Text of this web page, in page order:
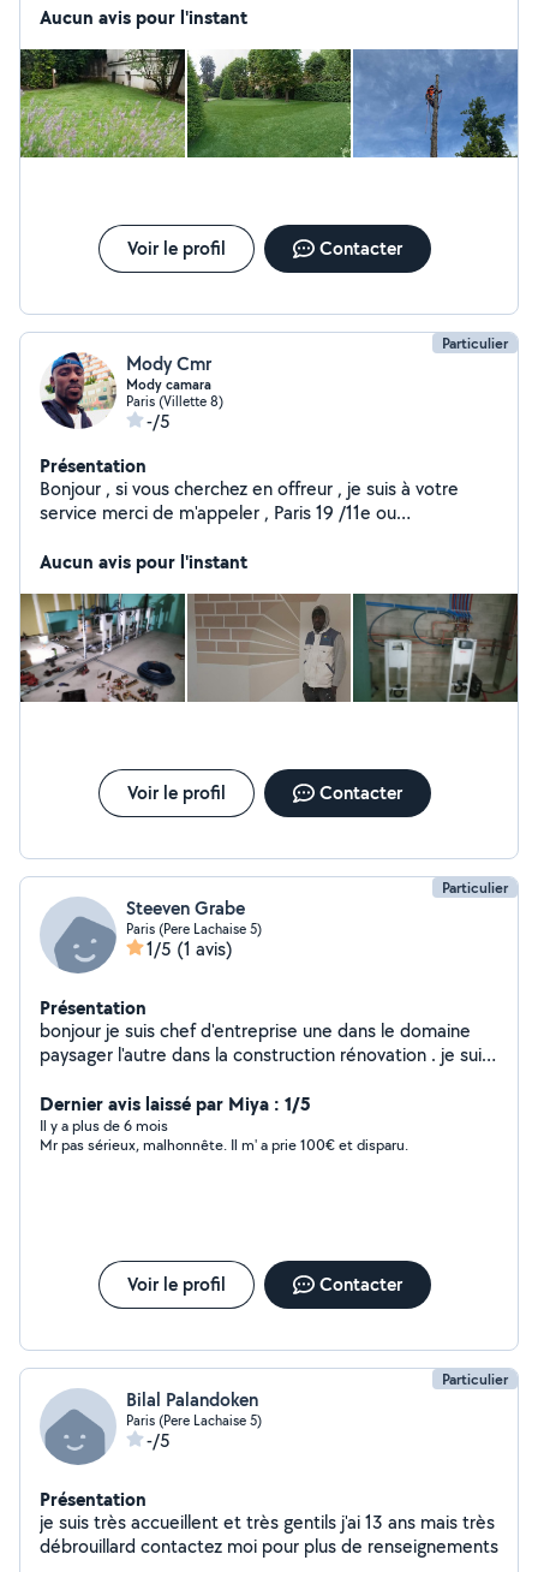
Démontage et abattage... Je suis aussi jardinier
de gazon) _Entretien de jardin _Taille de haie
_Dessouchage.. _Arrachage de tout types de plantes Je
réalise un travail de qualité exécuté dans les règles de
l'art Et je garantis à mes clients, le meilleur rapport
qualité et prix du marché.
Aucun avis pour l'instant
Voir le profil Contacter
Particulier
Mody Cmr
Mody camara
Paris (Villette 8)
-/5
Présentation
Bonjour , si vous cherchez en offreur , je suis à votre
service merci de m'appeler , Paris 19 /11e ou
Aucun avis pour l'instant
Voir le profil Contacter
Particulier
Steeven Grabe
Paris (Pere Lachaise 5)
1/5 (1 avis)
Présentation
bonjour je suis chef d'entreprise une dans le domaine
paysager l'autre dans la construction rénovation . je suis
avec sérieux je fait cela car tout le monde ne peu se
permettre de faire appel a une entreprise
Dernier avis laissé par Miya : 1/5
Il y a plus de 6 mois
Mr pas sérieux, malhonnête. Il m' a prie 100€ et disparu.
Voir le profil Contacter
Particulier
Bilal Palandoken
Paris (Pere Lachaise 5)
-/5
Présentation
je suis très accueillent et très gentils j'ai 13 ans mais très
débrouillard contactez moi pour plus de renseignements